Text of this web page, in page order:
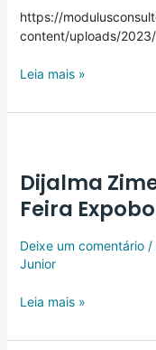
https://
content/uploads/
Leia mais »
Dijalma
Feira
Deixe um comentário /
Junior
e
Luiz
Emiliani
–
Feira
2012
Leia mais »